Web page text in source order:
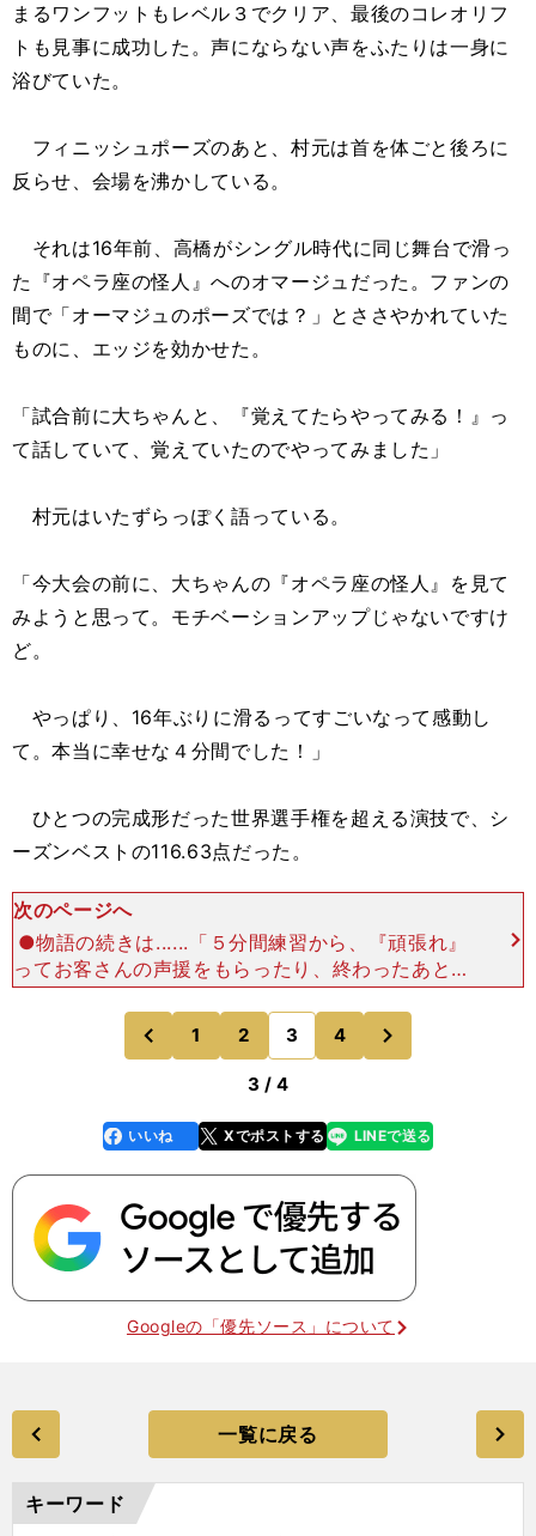
まるワンフットもレベル３でクリア、最後のコレオリフ
トも見事に成功した。声にならない声をふたりは一身に
浴びていた。
フィニッシュポーズのあと、村元は首を体ごと後ろに
反らせ、会場を沸かしている。
それは16年前、高橋がシングル時代に同じ舞台で滑っ
た『オペラ座の怪人』へのオマージュだった。ファンの
間で「オーマジュのポーズでは？」とささやかれていた
ものに、エッジを効かせた。
「試合前に大ちゃんと、『覚えてたらやってみる！』っ
て話していて、覚えていたのでやってみました」
村元はいたずらっぽく語っている。
「今大会の前に、大ちゃんの『オペラ座の怪人』を見て
みようと思って。モチベーションアップじゃないですけ
ど。
やっぱり、16年ぶりに滑るってすごいなって感動し
て。本当に幸せな４分間でした！」
ひとつの完成形だった世界選手権を超える演技で、シ
ーズンベストの116.63点だった。
次のページへ
●物語の続きは......「５分間練習から、『頑張れ』
ってお客さんの声援をもらったり、終わったあとの
歓声だったり、それを滑って肌で感じられて......」
高橋はそう言って、今も競技者を続ける愉悦を
前
のページへ
1 2 3 4
のページへ
3 / 4
faceboo
k
いいね Xでポストする
line LINEで送る
Googleの「優先ソース」について
一覧に戻る
キーワード